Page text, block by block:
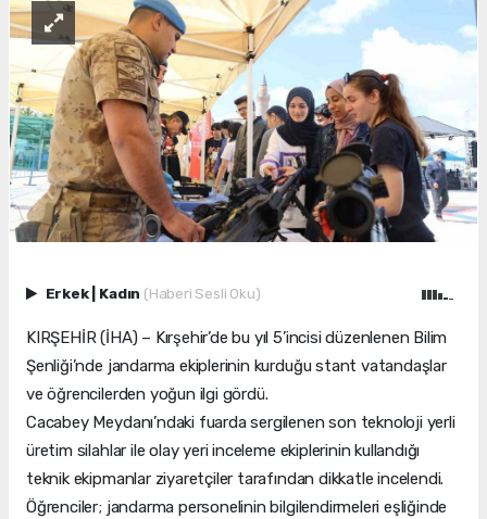
Erkek Kadın (Haberi Sesli Oku)
KIRŞEHİR (İHA) – Kırşehir’de bu yıl 5’incisi düzenlenen Bilim
Şenliği’nde jandarma ekiplerinin kurduğu stant vatandaşlar
ve öğrencilerden yoğun ilgi gördü.
Cacabey Meydanı’ndaki fuarda sergilenen son teknoloji yerli
üretim silahlar ile olay yeri inceleme ekiplerinin kullandığı
teknik ekipmanlar ziyaretçiler tarafından dikkatle incelendi.
Öğrenciler; jandarma personelinin bilgilendirmeleri eşliğinde